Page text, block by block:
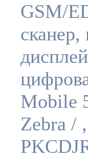
GSM/
Mobile
Zebra /